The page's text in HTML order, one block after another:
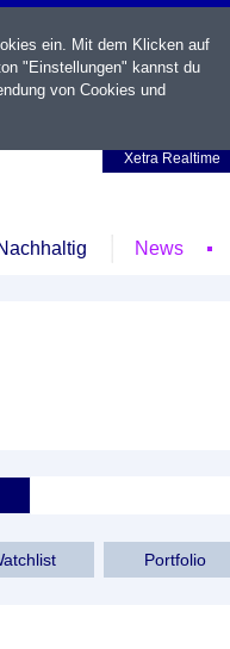
Xetra Realtime
News
Portfolio
ein. Mit dem Klicken auf
"Einstellungen" kannst du
von Cookies und